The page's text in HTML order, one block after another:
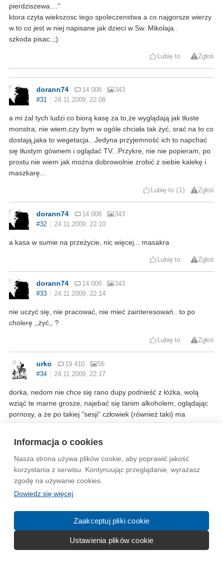
Informacja o cookies
Nasza strona używa plików cookie, aby poprawić jakość
korzystania z serwisu. Kontynuując przeglądanie, wyrażasz
zgodę na używanie cookies.
Dowiedz się więcej
Zaakceptuj pliki cookie
Ustawienia plików cookie
pierdziszewa...."
ktora czyta wiekszosc tego spoleczenstwa a co najgorsze wierzy
w to co jest w niej napisane jak dzieci w Sw. Mikolaja..
szkoda pisac..;)
Lubię to Zgłoś
dorann74 14 008
343
#31
24.11.2009, 22:08
a mi żal tych ludzi co biorą kasę za to,że wyglądają jak tłuste
monstra, nie wiem,czy bym w ogóle chciała tak żyć, srać na to co
dostają,jaka to wegetacja...Jedyna przyjemność ich to napchać
się tłustym gównem i oglądać TV...Przykre, nie nie popieram, po
prostu nie wiem jak można dobrowolnie zrobić z siebie kalekę i
maszkarę...
Lubię to 1 Zgłoś
dorann74 14 008
343
#32
24.11.2009, 22:10
a kasa w sumie na przeżycie, nic więcej... masakra
Lubię to Zgłoś
dorann74 14 008
343
#33
24.11.2009, 22:14
nie uczyć się, nie pracować, nie mieć zainteresowań.. to po
cholerę ,,żyć,, ?
Lubię to Zgłoś
urko 19 410
56
#34
24.11.2009, 22:17
dorka, nedom nie chce się rano dupy podnieść z łóżka, wolą
wziąć te marne grosze, najebać się tanim alkoholem, oglądając
pornosy, a że po takiej "sesji" człowiek (również taki) ma
proste (patrz Jan Kręcichwast)
Lubię to
#35 24.11.2009, 22:26
Eee tam ci co siedza na socjalach odkladaja pieniazki na kupke i
koncza kursy w collegach lub indywidualnie na wozki widlowe
wsrod nich samalarze tapeciarze krawcy.
Jest super jest super, wiec o co ci chodzi, jest super jest super